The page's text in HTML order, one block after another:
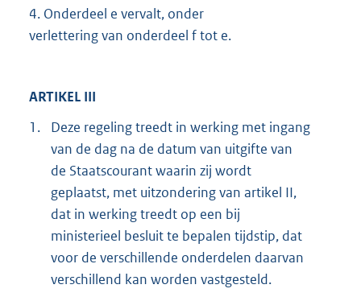
4. Onderdeel e vervalt, onder
verlettering van onderdeel f tot e.
ARTIKEL III
1.
Deze regeling treedt in werking met ingang
van de dag na de datum van uitgifte van
de Staatscourant waarin zij wordt
geplaatst, met uitzondering van artikel II,
dat in werking treedt op een bij
ministerieel besluit te bepalen tijdstip, dat
voor de verschillende onderdelen daarvan
verschillend kan worden vastgesteld.